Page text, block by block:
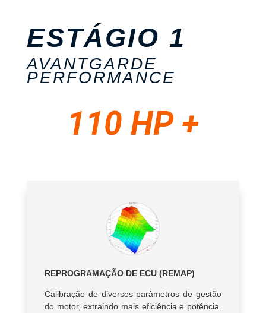
ESTÁGIO 1
AVANTGARDE
PERFORMANCE
110 HP +
REPROGRAMAÇÃO DE ECU (REMAP)
Calibração de diversos parâmetros de gestão
do motor, extraindo mais eficiência e potência.